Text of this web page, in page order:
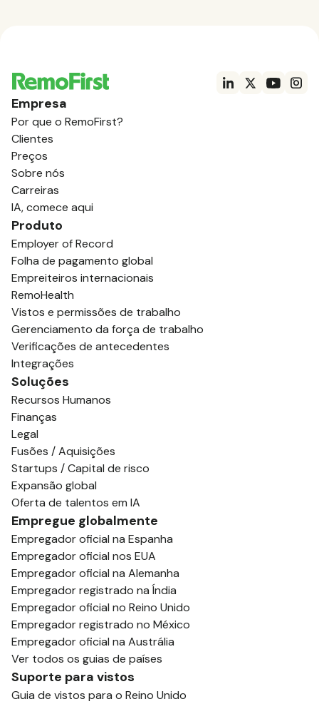
Empresa
Por que o RemoFirst?
Clientes
Preços
Sobre nós
Carreiras
IA, comece aqui
Produto
Employer of Record
Folha de pagamento global
Empreiteiros internacionais
RemoHealth
Vistos e permissões de trabalho
Gerenciamento da força de trabalho
Verificações de antecedentes
Integrações
Soluções
Recursos Humanos
Finanças
Legal
Fusões / Aquisições
Startups / Capital de risco
Expansão global
Oferta de talentos em IA
Empregue globalmente
Empregador oficial na Espanha
Empregador oficial nos EUA
Empregador oficial na Alemanha
Empregador registrado na Índia
Empregador oficial no Reino Unido
Empregador registrado no México
Empregador oficial na Austrália
Ver todos os guias de países
Suporte para vistos
Guia de vistos para o Reino Unido